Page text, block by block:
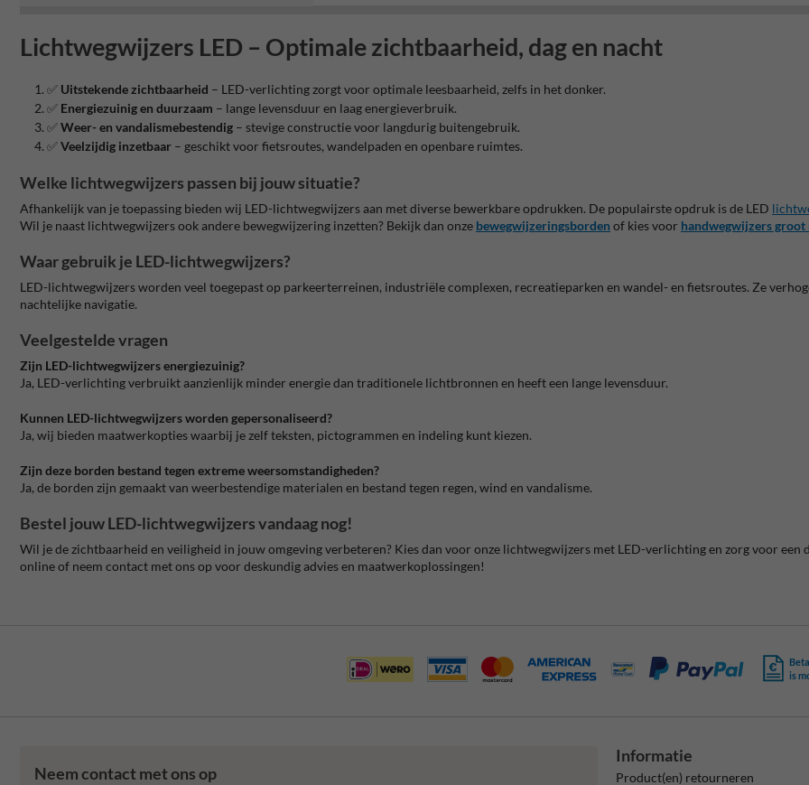
Lichtwegwijzers LED – Optimale zichtbaarheid, dag en nacht
✅ Uitstekende zichtbaarheid – LED-verlichting zorgt voor optimale leesbaarheid, zelfs in het donker.
✅ Energiezuinig en duurzaam – lange levensduur en laag energieverbruik.
✅Weer- en vandalismebestendig – stevige constructie voor langdurig buitengebruik.
✅Veelzijdig inzetbaar – geschikt voor fietsroutes, wandelpaden en openbare ruimtes.
Welke lichtwegwijzers passen bij jouw situatie?
Afhankelijk van je toepassing bieden wij LED-lichtwegwijzers aan met diverse bewerkbare opdrukken. De populairste opdruk is de LED
Wil je naast lichtwegwijzers ook andere bewegwijzering inzetten? Bekijk dan onze bewegwijzeringsborden of kies voor handwegwijzers groot
Waar gebruik je LED-lichtwegwijzers?
LED-lichtwegwijzers worden veel toegepast op parkeerterreinen, industriële complexen, recreatieparken en wandel- en fietsroutes. Ze
nachtelijke navigatie.
Veelgestelde vragen
Zijn LED-lichtwegwijzers energiezuinig?
Ja, LED-verlichting verbruikt aanzienlijk minder energie dan traditionele lichtbronnen en heeft een lange levensduur.
Kunnen LED-lichtwegwijzers worden gepersonaliseerd?
Ja, wij bieden maatwerkopties waarbij je zelf teksten, pictogrammen en indeling kunt kiezen.
Zijn deze borden bestand tegen extreme weersomstandigheden?
Ja, de borden zijn gemaakt van weerbestendige materialen en bestand tegen regen, wind en vandalisme.
Bestel jouw LED-lichtwegwijzers vandaag nog!
Wil je de zichtbaarheid en veiligheid in jouw omgeving verbeteren? Kies dan voor onze lichtwegwijzers met LED-verlichtingen zorg voor een
online of neem contact met ons op voor deskundig advies en maatwerkoplossingen!
is
Neem contact met ons op
Informatie
Product(en) retourneren